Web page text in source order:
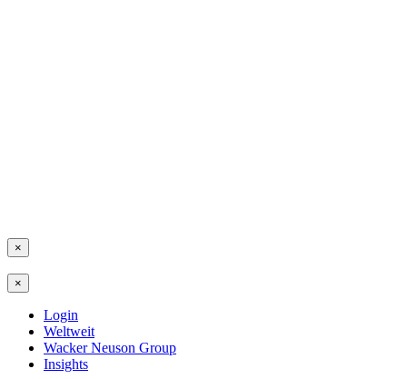
×
×
Login
Weltweit
Wacker Neuson Group
Insights